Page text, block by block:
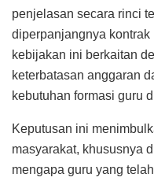
penjelasan secara rinci
diperpanjangnya
kebijakan ini berkaitan
keterbatasan anggaran
kebutuhan formasi guru
Keputusan ini
masyarakat, khususnya
mengapa guru yang